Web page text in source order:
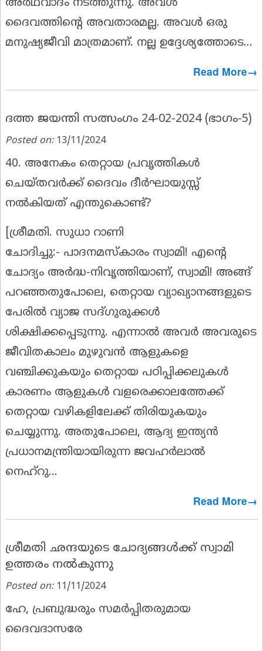
അർഥവാദം നടത്തുന്നു. അവൾ
ദൈവത്തിൻ്റെ അവതാരമല്ല. അവൾ ഒരു
മനുഷ്യജീവി മാത്രമാണ്. നല്ല ഉദ്ദേശ്യത്തോടെ...
Read More→
ദത്ത ജയന്തി സത്സംഗം 24-02-2024 (ഭാഗം-5)
Posted on: 13/11/2024
40. അനേകം തെറ്റായ പ്രവൃത്തികൾ
ചെയ്തവർക്ക് ദൈവം ദീർഘായുസ്സ്
നൽകിയത് എന്തുകൊണ്ട്?
ശ്രീമതി. സുധാ റാണി
ചോദിച്ചു:- പാദനമസ്കാരം സ്വാമി! എൻ്റെ
ചോദ്യം അർദ്ധ-നിവൃത്തിയാണ്, സ്വാമി! അങ്ങ്
പറഞ്ഞതുപോലെ, തെറ്റായ വ്യാഖ്യാനങ്ങളുടെ
പേരിൽ വ്യാജ സദ്ഗുരുക്കൾ
ശിക്ഷിക്കപ്പെടുന്നു. എന്നാൽ അവർ അവരുടെ
ജീവിതകാലം മുഴുവൻ ആളുകളെ
വഞ്ചിക്കുകയും തെറ്റായ പഠിപ്പിക്കലുകൾ
കാരണം ആളുകൾ വളരെക്കാലത്തേക്ക്
തെറ്റായ വഴികളിലേക്ക് തിരിയുകയും
ചെയ്യുന്നു. അതുപോലെ, ആദ്യ ഇന്ത്യൻ
പ്രധാനമന്ത്രിയായിരുന്ന ജവഹർലാൽ
നെഹ്‌റു...
Read More→
ശ്രീമതി ഛന്ദയുടെ ചോദ്യങ്ങൾക്ക് സ്വാമി
ഉത്തരം നൽകുന്നു
Posted on: 11/11/2024
ഹേ, പ്രബുദ്ധരും സമർപ്പിതരുമായ
ദൈവദാസരേ